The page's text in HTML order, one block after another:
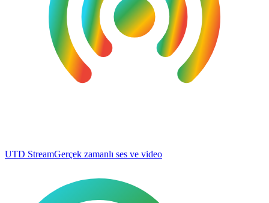
UTD StreamGerçek zamanlı ses ve video